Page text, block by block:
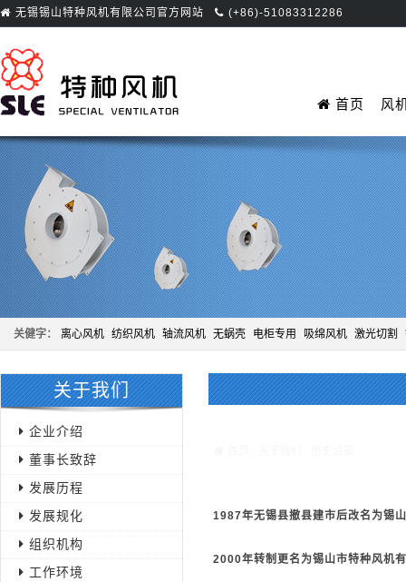
无锡锡山特种风机有限公司官方网站 (+86)-51083312286
首页 风
关健字： 离心风机 纺织风机 轴流风机 无蜗壳 电柜专用 吸绵风机 激光切割
关于我们
企业介绍
董事长致辞
发展历程
发展规化
组织机构
工作环境
1987年无锡县撤县建市后改名为锡
2000年转制更名为锡山市特种风机